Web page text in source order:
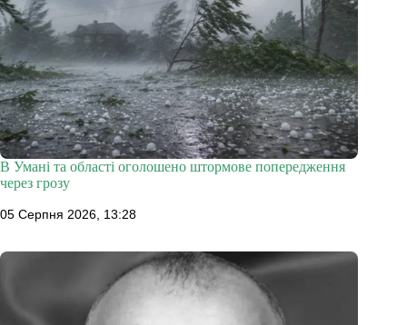
В Умані та області оголошено штормове попередження
через грозу
05 Серпня 2026, 13:28